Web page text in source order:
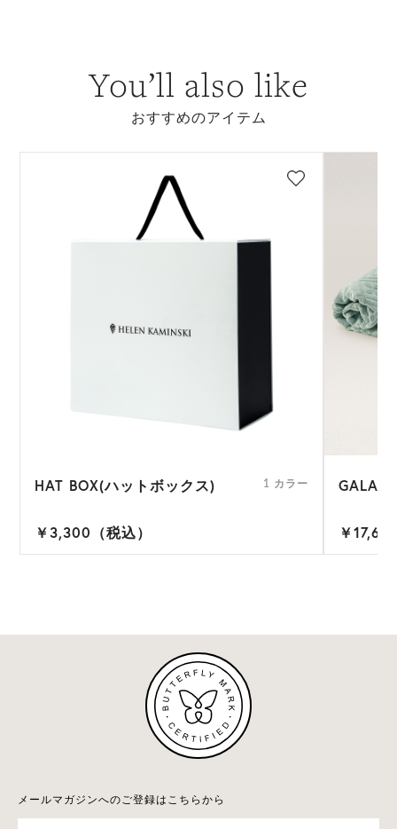
You’ll also like
おすすめのアイテム
HAT BOX(ハットボックス) 1 カラー
￥3,300（税込）
GALA(
￥
メールマガジンへのご登録はこちらから